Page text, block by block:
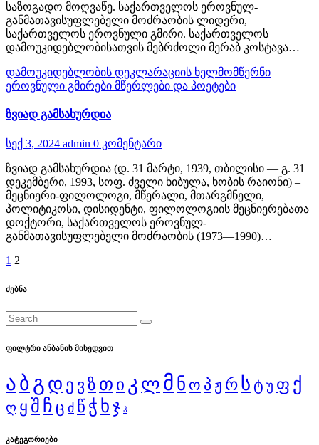
საზოგადო მოღვაწე. საქართველოს ეროვნულ-
განმათავისუფლებელი მოძრაობის ლიდერი,
საქართველოს ეროვნული გმირი. საქართველოს
დამოუკიდებლობისათვის მებრძოლი მერაბ კოსტავა…
დამოუკიდებლობის დეკლარაციის ხელმომწერნი
ეროვნული გმირები მწერლები და პოეტები
ზვიად გამსახურდია
სექ 3, 2024 admin 0 კომენტარი
ზვიად გამსახურდია (დ. 31 მარტი, 1939, თბილისი — გ. 31
დეკემბერი, 1993, სოფ. ძველი ხიბულა, ხობის რაიონი) –
მეცნიერი-ფილოლოგი, მწერალი, მთარგმნელი,
პოლიტიკოსი, დისიდენტი, ფილოლოგიის მეცნიერებათა
დოქტორი, საქართველოს ეროვნულ-
განმათავისუფლებელი მოძრაობის (1973—1990)…
ჩანაწერების
გვერდებათ
1 2
ძებნა
ფილტრი ანბანის მიხედვით
აბგ დ ე ვ ზ თ ი კ ლ მ ნ ო პ ჟ რს ტ უ ფ ქ
ღ ყ შ ჩ ც ძ წ ჭ ხჯ ჰ
კატეგორიები